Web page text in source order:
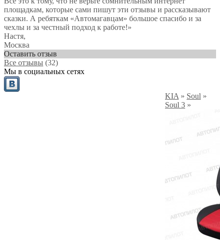
площадкам, которые сами пишут эти отзывы и рассказывают
сказки. А ребяткам «Автомагавцам» большое спасибо и за
чехлы и за честный подход к работе!»
Настя,
Москва
Оставить отзыв
Все отзывы (32)
Мы в социальных сетях
KIA » Soul »
Soul 3 »